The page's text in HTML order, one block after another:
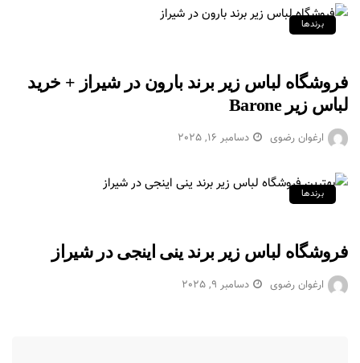
برندها
فروشگاه لباس زیر برند بارون در شیراز + خرید
لباس زیر Barone
ارغوان رضوی دسامبر 16, 2025
برندها
فروشگاه لباس زیر برند ینی اینجی در شیراز
ارغوان رضوی دسامبر 9, 2025